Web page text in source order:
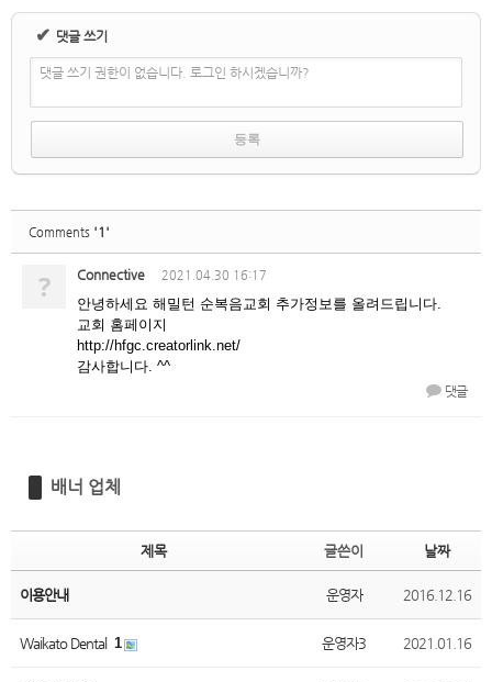
✔ 댓글 쓰기
댓글 쓰기 권한이 없습니다. 로그인 하시겠습니까?
Comments '1'
? Connective 2021.04.30 16:17
안녕하세요 해밀턴 순복음교회 추가정보를 올려드립니다.
교회 홈페이지
http://hfgc.creatorlink.net/
감사합니다. ^^
댓글
배너 업체
제목 글쓴이 날짜
이용안내 운영자 2016.12.16
Waikato Dental 1 운영자3 2021.01.16